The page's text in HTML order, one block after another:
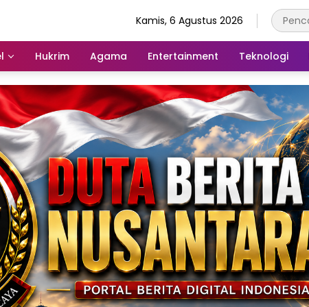
Kamis, 6 Agustus 2026
Hukrim Agama Entertainment Teknologi